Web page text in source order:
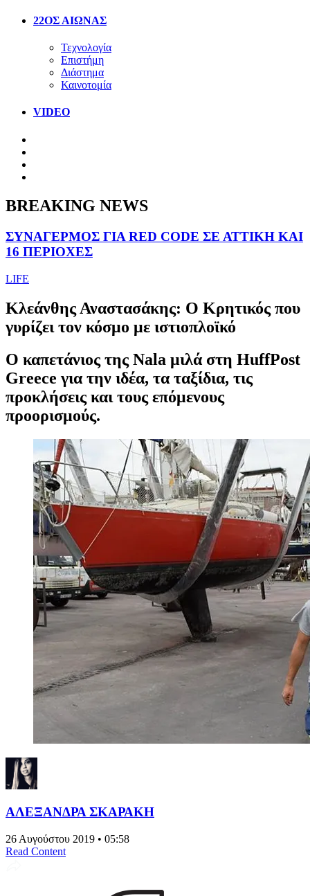
22ΟΣ ΑΙΩΝΑΣ
Τεχνολογία
Επιστήμη
Διάστημα
Καινοτομία
VIDEO
BREAKING NEWS
ΣΥΝΑΓΕΡΜΟΣ ΓΙΑ RED CODE ΣΕ ΑΤΤΙΚΗ ΚΑΙ
16 ΠΕΡΙΟΧΕΣ
LIFE
Κλεάνθης Αναστασάκης: Ο Κρητικός που
γυρίζει τον κόσμο με ιστιοπλοϊκό
Ο καπετάνιος της Nala μιλά στη HuffPost
Greece για την ιδέα, τα ταξίδια, τις
προκλήσεις και τους επόμενους
προορισμούς.
ΑΛΕΞΑΝΔΡΑ ΣΚΑΡΑΚΗ
26 Αυγούστου 2019 • 05:58
Read Content